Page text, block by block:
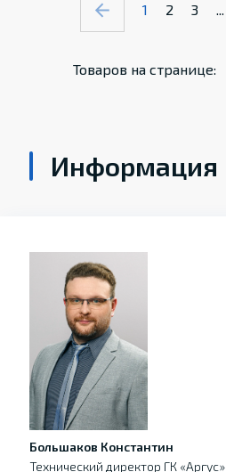
1 2 3 ...
Товаров на странице:
Информация
Большаков Константин
Технический директор ГК «Аргус»